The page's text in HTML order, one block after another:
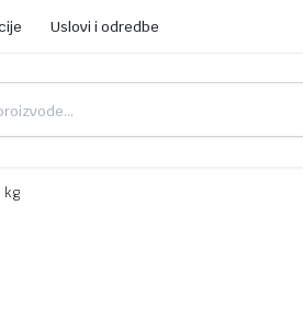
Uslovi i odredbe
kg